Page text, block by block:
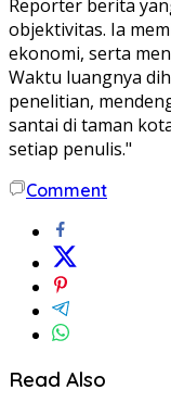
Reporter berita
objektivitas. Ia
ekonomi, serta
Waktu luangnya
penelitian,
santai di taman
setiap penulis."
Comment
Read Also